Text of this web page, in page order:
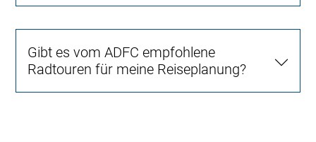
Gibt es vom ADFC empfohlene
Radtouren für meine Reiseplanung?